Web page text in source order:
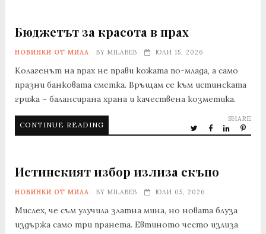
Бюджетът за красота в прах
НОВИНКИ ОТ МИЛА BY MILABEB ЮЛИ 15, 2026
Колагенът на прах не прави кожата по-млада, а само
празни банковата сметка. Връщам се към истинската
грижа – балансирана храна и качествена козметика.
CONTINUE READING
SHARE
Истинският избор излиза скъпо
НОВИНКИ ОТ МИЛА BY MILABEB ЮЛИ 05, 2026
Мислех, че съм улучила златна мина, но новата блуза
издържа само три пранета. Евтиното често излиза